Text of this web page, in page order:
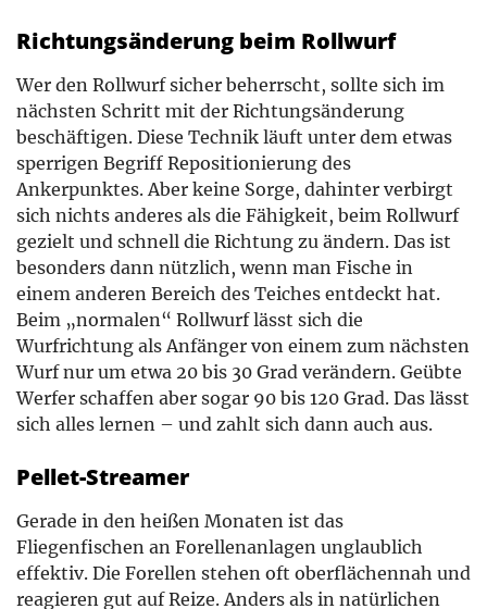
Richtungsänderung beim Rollwurf
Wer den Rollwurf sicher beherrscht, sollte sich im
nächsten Schritt mit der Richtungsänderung
beschäftigen. Diese Technik läuft unter dem etwas
sperrigen Begriff Repositionierung des
Ankerpunktes. Aber keine Sorge, dahinter verbirgt
sich nichts anderes als die Fähigkeit, beim Rollwurf
gezielt und schnell die Richtung zu ändern. Das ist
besonders dann nützlich, wenn man Fische in
einem anderen Bereich des Teiches entdeckt hat.
Beim „normalen“ Rollwurf lässt sich die
Wurfrichtung als Anfänger von einem zum nächsten
Wurf nur um etwa 20 bis 30 Grad verändern. Geübte
Werfer schaffen aber sogar 90 bis 120 Grad. Das lässt
sich alles lernen – und zahlt sich dann auch aus.
Pellet-Streamer
Gerade in den heißen Monaten ist das
Fliegenfischen an Forellenanlagen unglaublich
effektiv. Die Forellen stehen oft oberflächennah und
reagieren gut auf Reize. Anders als in natürlichen